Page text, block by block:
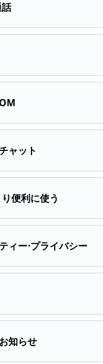
話
ャット
便利に使う
ィー⋅プライバシー
知らせ